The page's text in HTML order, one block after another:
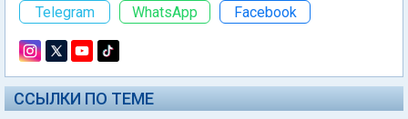
Telegram WhatsApp Facebook
ССЫЛКИ ПО ТЕМЕ